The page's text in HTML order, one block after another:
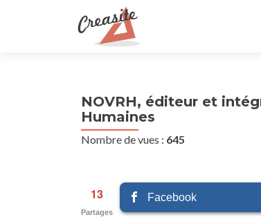
NOVRH, éditeur et
Humaines
Nombre de vues : 645
13
Partages
Facebook